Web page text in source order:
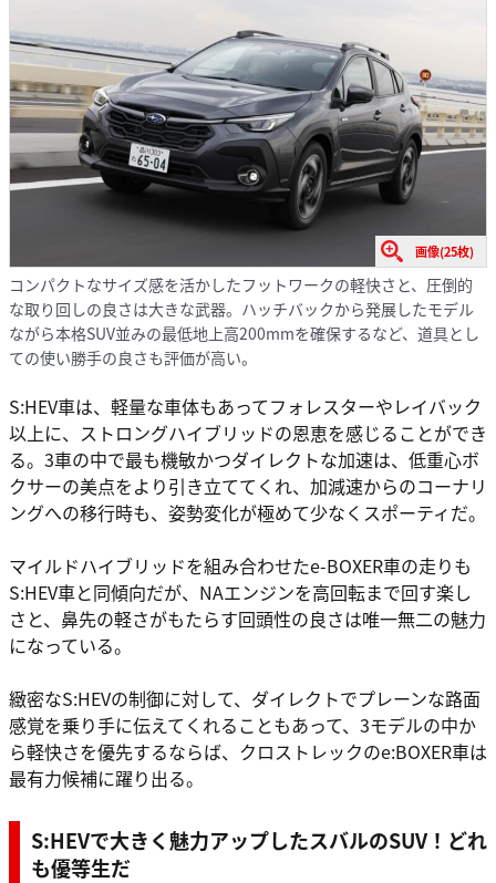
画像(25枚)
コンパクトなサイズ感を活かしたフットワークの軽快さと、圧倒的
な取り回しの良さは大きな武器。ハッチバックから発展したモデル
ながら本格SUV並みの最低地上高200mmを確保するなど、道具とし
ての使い勝手の良さも評価が高い。
S:HEV車は、軽量な車体もあってフォレスターやレイバック
以上に、ストロングハイブリッドの恩恵を感じることができ
る。3車の中で最も機敏かつダイレクトな加速は、低重心ボ
クサーの美点をより引き立ててくれ、加減速からのコーナリ
ングへの移行時も、姿勢変化が極めて少なくスポーティだ。
マイルドハイブリッドを組み合わせたe-BOXER車の走りも
S:HEV車と同傾向だが、NAエンジンを高回転まで回す楽し
さと、鼻先の軽さがもたらす回頭性の良さは唯一無二の魅力
になっている。
緻密なS:HEVの制御に対して、ダイレクトでプレーンな路面
感覚を乗り手に伝えてくれることもあって、3モデルの中か
ら軽快さを優先するならば、クロストレックのe:BOXER車は
最有力候補に躍り出る。
S:HEVで大きく魅力アップしたスバルのSUV！どれ
も優等生だ